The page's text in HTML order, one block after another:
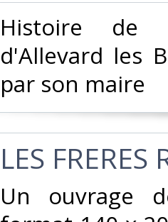
‎Histoire de
d'Allevard les
par son maire‎
‎LES FRERES
‎Un ouvrage